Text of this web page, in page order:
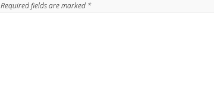
Required fields are marked *